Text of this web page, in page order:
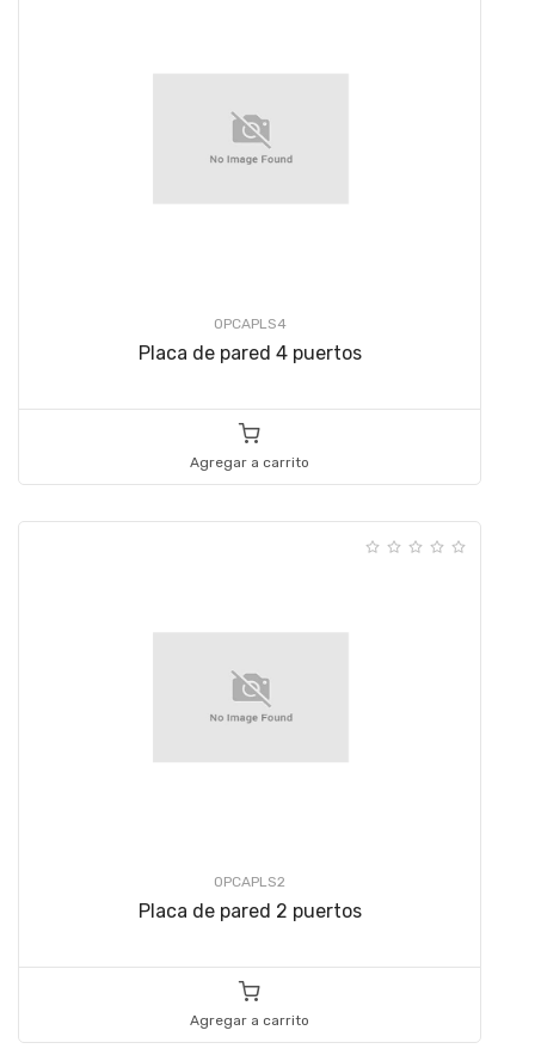
OPCAPLS4
Placa de pared 4 puertos
Agregar a carrito
OPCAPLS2
Placa de pared 2 puertos
Agregar a carrito